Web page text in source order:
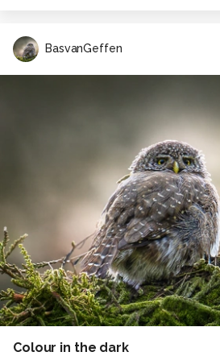
BasvanGeffen
Colour in the dark